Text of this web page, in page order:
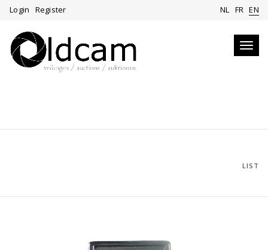
Login Register NL FR EN
LIST